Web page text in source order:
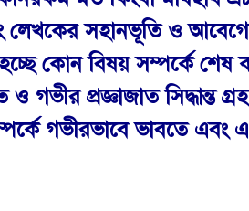
লেখকের সহানভূতি ও
কোন বিষয় সম্পর্কে শেষ
গভীর প্রজ্ঞাজাত
গভীরভাবে ভাবতে